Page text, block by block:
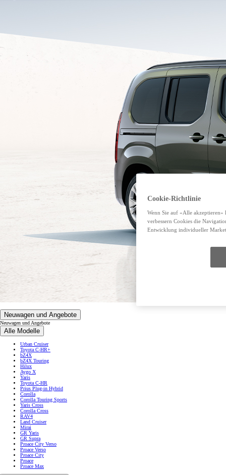
Neuwagen und Angebote
Neuwagen und Angebote
Alle Modelle
Urban Cruiser
Toyota C-HR+
bZ4X
bZ4X Touring
Hilux
Aygo X
Yaris
Toyota C-HR
Prius Plug-in Hybrid
Corolla
Corolla Touring Sports
Yaris Cross
Corolla Cross
RAV4
Land Cruiser
Mirai
GR Yaris
GR Supra
Proace City Verso
Proace Verso
Proace City
Proace
Proace Max
Cookie-Richtlinie
Wenn Sie auf «Alle
verbessern Cookies die
Entwicklung individueller